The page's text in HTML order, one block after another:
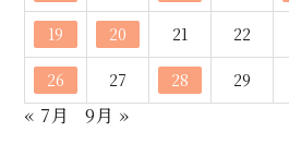
19 20 21 22
26 27 28 29
« 7月 9月 »